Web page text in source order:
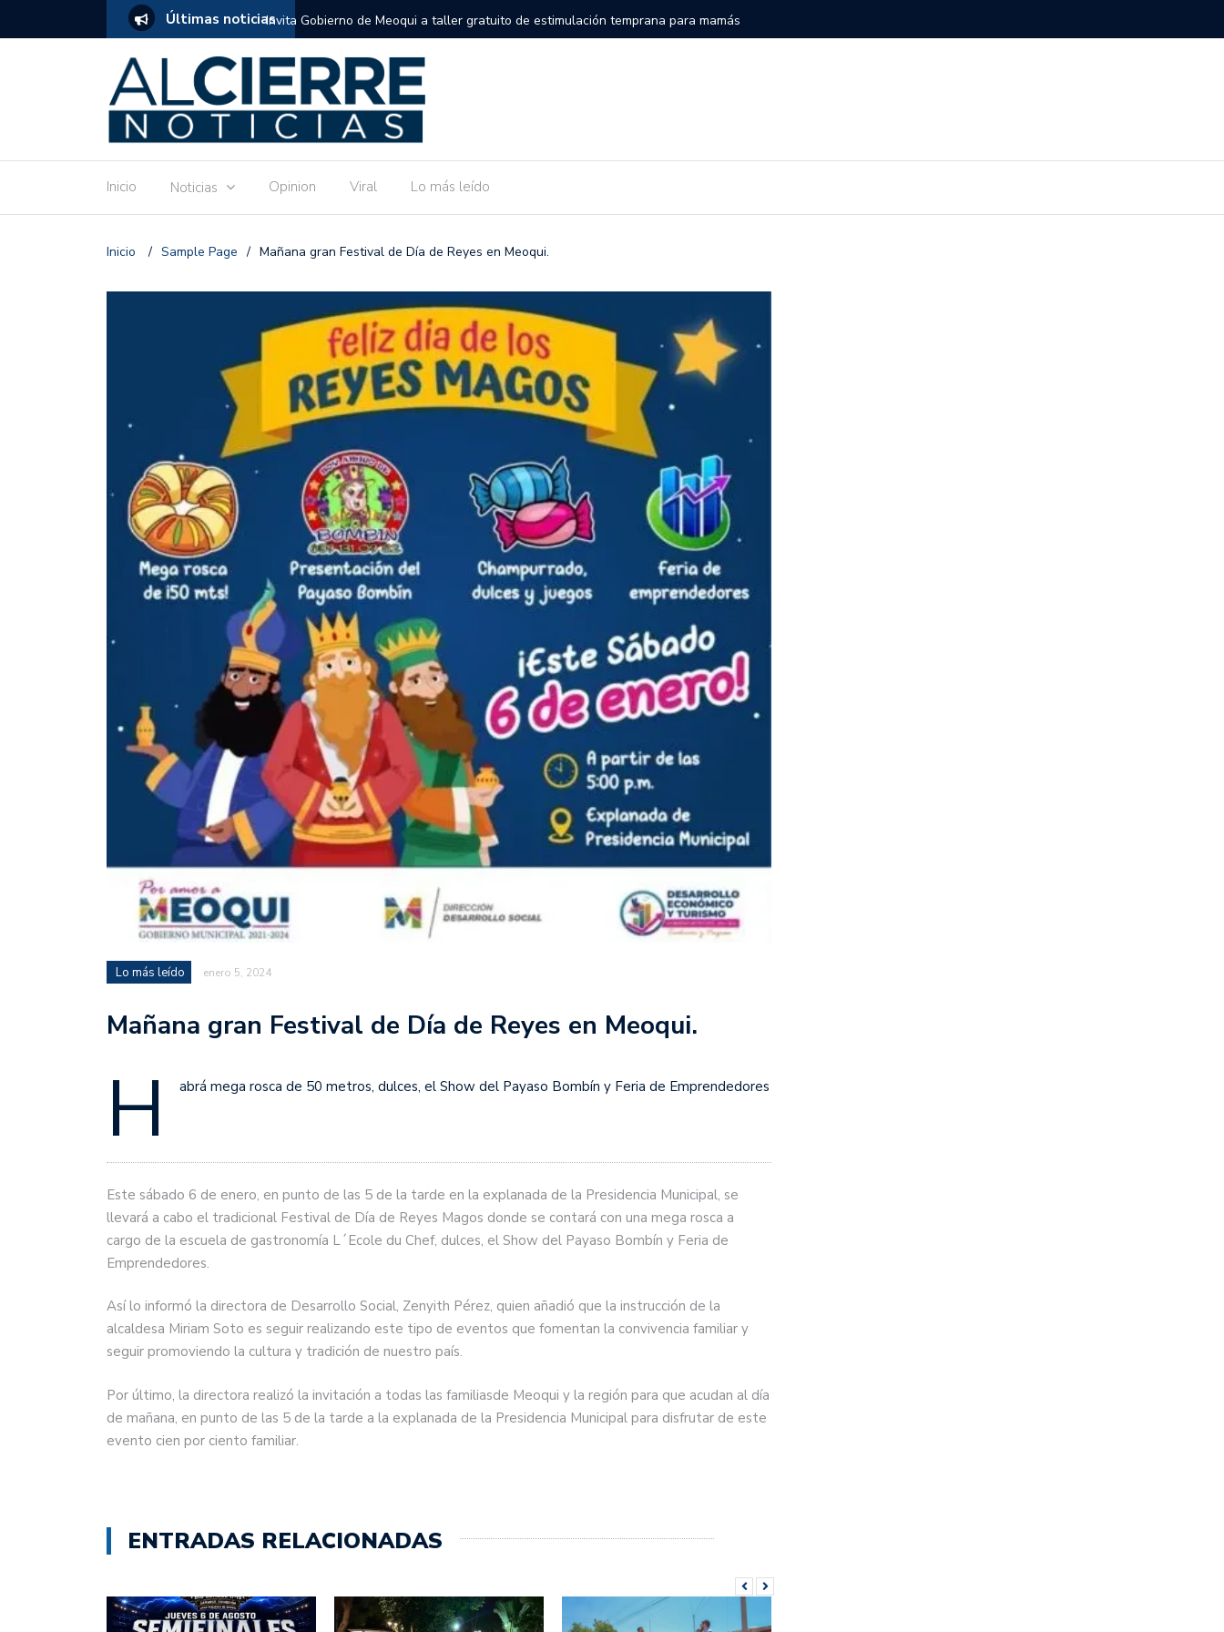
Últimas noticias
de estimulación temprana para mamás
Invitan a disfrutar las semifinales de la Serie Internacional Big League en el Alonso
Ronquillo este jueves.
de Camargo para el control de insectos.
Inicio Noticias Opinion Viral Lo más leído
Inicio / Sample Page / Mañana gran Festival de Día de Reyes en Meoqui.
Lo más leído enero 5, 2024
Mañana gran Festival de Día de Reyes en Meoqui.
H abrá mega rosca de 50 metros, dulces, el Show del Payaso Bombín y Feria de Emprendedores
Este sábado 6 de enero, en punto de las 5 de la tarde en la explanada de la Presidencia Municipal, se
llevará a cabo el tradicional Festival de Día de Reyes Magos donde se contará con una mega rosca a
cargo de la escuela de gastronomía L´Ecole du Chef, dulces, el Show del Payaso Bombín y Feria de
Emprendedores.
Así lo informó la directora de Desarrollo Social, Zenyith Pérez, quien añadió que la instrucción de la
alcaldesa Miriam Soto es seguir realizando este tipo de eventos que fomentan la convivencia familiar y
seguir promoviendo la cultura y tradición de nuestro país.
Por último, la directora realizó la invitación a todas las familiasde Meoqui y la región para que acudan al día
de mañana, en punto de las 5 de la tarde a la explanada de la Presidencia Municipal para disfrutar de este
evento cien por ciento familiar.
ENTRADAS RELACIONADAS